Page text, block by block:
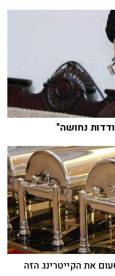
נחושה"
את הקייטרינג הזה